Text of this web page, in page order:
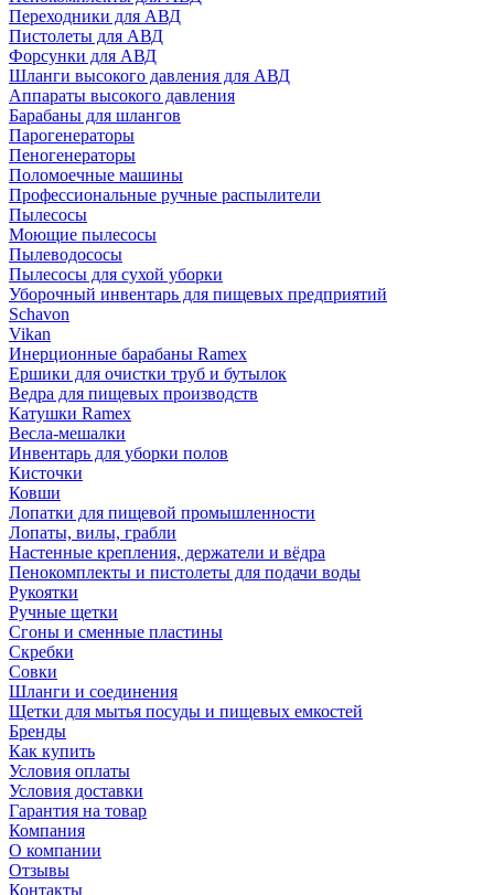
Переходники для АВД
Пистолеты для АВД
Форсунки для АВД
Шланги высокого давления для АВД
Аппараты высокого давления
Барабаны для шлангов
Парогенераторы
Пеногенераторы
Поломоечные машины
Профессиональные ручные распылители
Пылесосы
Моющие пылесосы
Пылеводососы
Пылесосы для сухой уборки
Уборочный инвентарь для пищевых предприятий
Schavon
Vikan
Инерционные барабаны Ramex
Ершики для очистки труб и бутылок
Ведра для пищевых производств
Катушки Ramex
Весла-мешалки
Инвентарь для уборки полов
Кисточки
Ковши
Лопатки для пищевой промышленности
Лопаты, вилы, грабли
Настенные крепления, держатели и вёдра
Пенокомплекты и пистолеты для подачи воды
Рукоятки
Ручные щетки
Сгоны и сменные пластины
Скребки
Совки
Шланги и соединения
Щетки для мытья посуды и пищевых емкостей
Бренды
Как купить
Условия оплаты
Условия доставки
Гарантия на товар
Компания
О компании
Отзывы
Контакты